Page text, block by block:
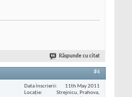
Răspunde cu citat
#4
Data înscrierii
11th May 2011
Locaţie
Strejnicu, Prahova,